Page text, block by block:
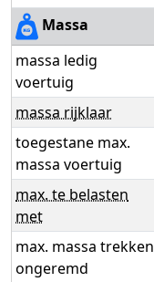
Massa
massa ledig
voertuig
massa rijklaar
toegestane max.
massa voertuig
max. te belasten
met
max. massa trekken
ongeremd